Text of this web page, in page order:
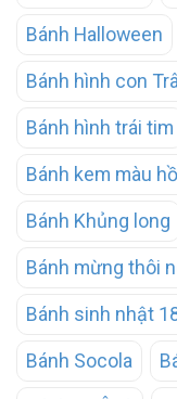
Bánh Halloween
Bánh hình con
Bánh hình trái tim
Bánh kem màu
Bánh Khủng long
Bánh mừng thôi
Bánh sinh nhật
Bánh Socola